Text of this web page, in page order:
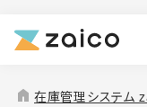
機能
home 在庫管理システム